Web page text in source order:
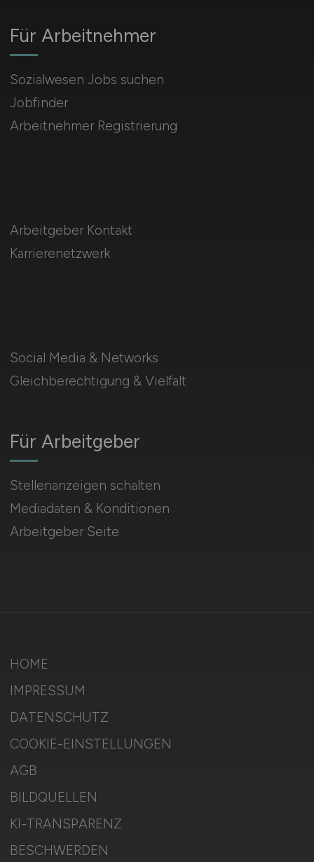
Für Arbeitnehmer
Sozialwesen Jobs suchen
Jobfinder
Arbeitnehmer Registrierung
Social Media & Networks
Gleichberechtigung & Vielfalt
Für Arbeitgeber
Stellenanzeigen schalten
Mediadaten & Konditionen
Arbeitgeber Seite
Arbeitgeber Kontakt
Karrierenetzwerk
HOME
IMPRESSUM
DATENSCHUTZ
COOKIE-EINSTELLUNGEN
AGB
BILDQUELLEN
KI-TRANSPARENZ
BESCHWERDEN